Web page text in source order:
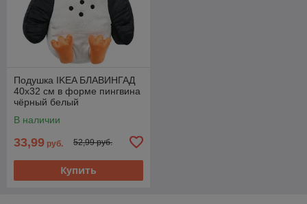
Подушка IKEA БЛАВИНГАД
40x32 см в форме пингвина
чёрный белый
В наличии
33,99 руб. 52,99 руб.
Купить